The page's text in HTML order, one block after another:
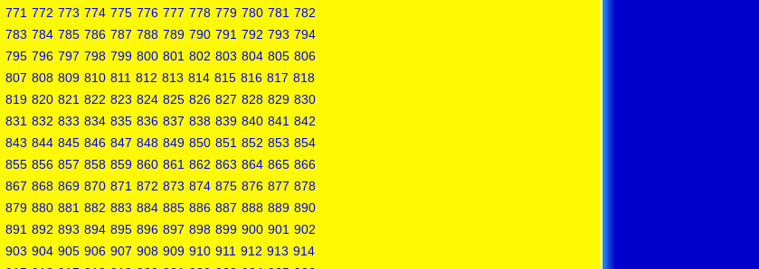
771 772 773 774 775 776 777 778 779 780 781 782
783 784 785 786 787 788 789 790 791 792 793 794
795 796 797 798 799 800 801 802 803 804 805 806
807 808 809 810 811 812 813 814 815 816 817 818
819 820 821 822 823 824 825 826 827 828 829 830
831 832 833 834 835 836 837 838 839 840 841 842
843 844 845 846 847 848 849 850 851 852 853 854
855 856 857 858 859 860 861 862 863 864 865 866
867 868 869 870 871 872 873 874 875 876 877 878
879 880 881 882 883 884 885 886 887 888 889 890
891 892 893 894 895 896 897 898 899 900 901 902
903 904 905 906 907 908 909 910 911 912 913 914